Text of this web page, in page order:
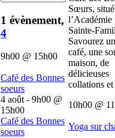
1 évènement,
4
9h00 @ 15h00
Café des Bonnes
soeurs
4 août - 9h00 @
15h00
Café des Bonnes
soeurs
Sœurs,
l’Académie
Sainte-
Savourez
café, une
maison, de
délicieuses
collations
10h00 @
Yoga sur